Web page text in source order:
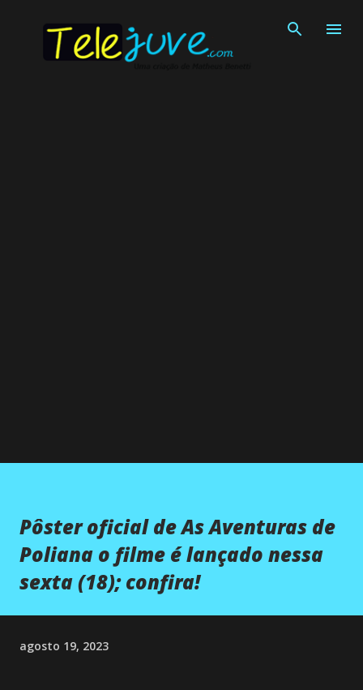
Pôster oficial de As Aventuras de
Poliana o filme é lançado nessa
sexta (18); confira!
agosto 19, 2023